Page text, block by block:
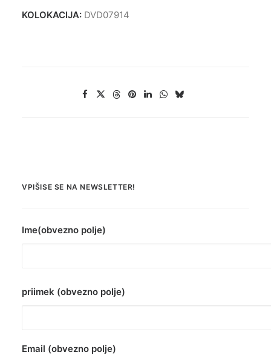
KOLOKACIJA: DVD07914
VPIŠISE SE NA NEWSLETTER!
Ime(obvezno polje)
priimek (obvezno polje)
Email (obvezno polje)